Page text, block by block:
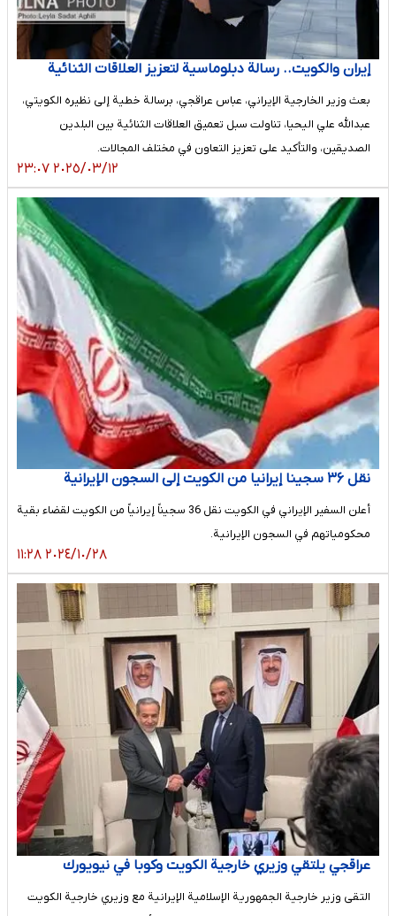
إیران والکویت.. رسالة دبلوماسیة لتعزیز العلاقات الثنائیة
بعث وزير الخارجية الإيراني، عباس عراقجي، برسالة خطية إلى نظيره الكويتي،
عبدالله علي اليحيا، تناولت سبل تعميق العلاقات الثنائية بين البلدين
الصديقين، والتأكيد على تعزيز التعاون في مختلف المجالات.
٢٠٢٥/٠٣/١٢ ٢٣:٠٧
نقل ۳۶ سجينا إيرانيا من الكويت إلى السجون الإيرانية
أعلن السفير الإيراني في الكويت نقل 36 سجيناً إيرانياً من الكويت لقضاء بقية
محكومياتهم في السجون الإيرانية.
٢٠٢٤/١٠/٢٨ ١١:٢٨
عراقجي يلتقي وزيري خارجية الكويت وكوبا في نيويورك
التقى وزير خارجية الجمهورية الإسلامية الإيرانية مع وزيري خارجية الكويت